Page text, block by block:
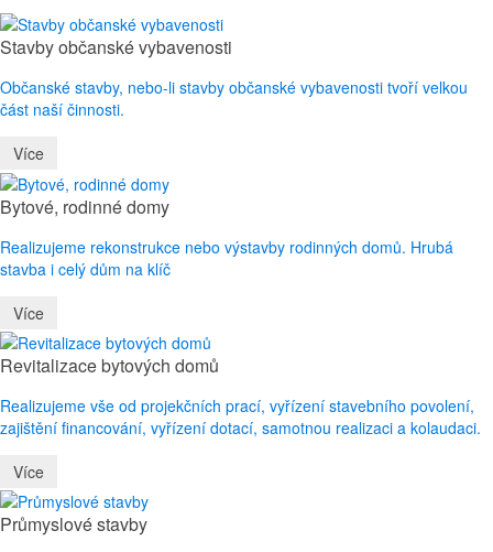
Stavby občanské vybavenosti
Občanské stavby, nebo-li stavby občanské vybavenosti tvoří velkou
část naší činnosti.
Více
Bytové, rodinné domy
Realizujeme rekonstrukce nebo výstavby rodinných domů. Hrubá
stavba i celý dům na klíč
Více
Revitalizace bytových domů
Realizujeme vše od projekčních prací, vyřízení stavebního povolení,
zajištění financování, vyřízení dotací, samotnou realizaci a kolaudaci.
Více
Průmyslové stavby